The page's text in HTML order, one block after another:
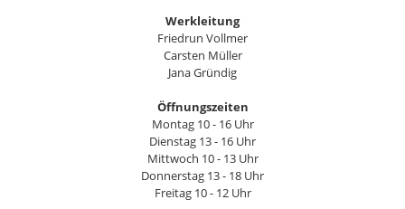
Werkleitung
Friedrun Vollmer
Carsten Müller
Jana Gründig
Öffnungszeiten
Montag 10 - 16 Uhr
Dienstag 13 - 16 Uhr
Mittwoch 10 - 13 Uhr
Donnerstag 13 - 18 Uhr
Freitag 10 - 12 Uhr